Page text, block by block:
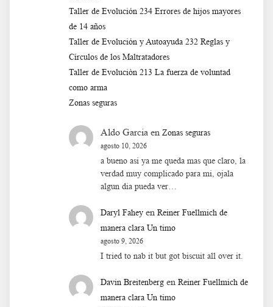
Taller de Evolución 234 Errores de hijos mayores
de 14 años
Taller de Evolución y Autoayuda 232 Reglas y
Círculos de los Maltratadores
Taller de Evoluciòn 213 La fuerza de voluntad
como arma
Zonas seguras
Aldo Garcia en Zonas seguras
agosto 10, 2026
a bueno asi ya me queda mas que claro, la
verdad muy complicado para mi, ojala
algun dia pueda ver…
Daryl Fahey en Reiner Fuellmich de
manera clara Un timo
agosto 9, 2026
I tried to nab it but got biscuit all over it.
Davin Breitenberg en Reiner Fuellmich de
manera clara Un timo